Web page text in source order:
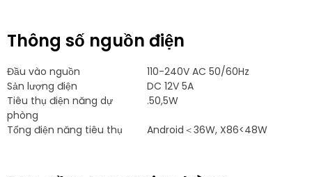
Thông số nguồn điện
Đầu vào nguồn
110-240V AC 50/60Hz
Sản lượng điện
DC 12V 5A
Tiêu thụ điện năng dự
phòng
.50,5W
Tổng điện năng tiêu thụ Android＜36W, X86<48W